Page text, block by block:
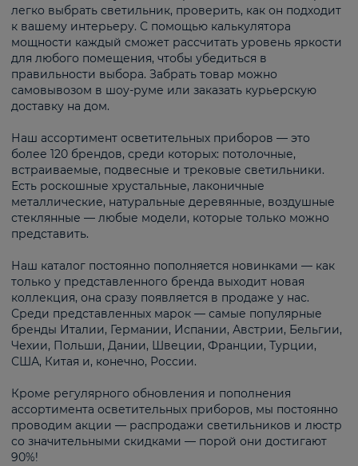
легко выбрать светильник, проверить, как он подходит
к вашему интерьеру. С помощью калькулятора
мощности каждый сможет рассчитать уровень яркости
для любого помещения, чтобы убедиться в
правильности выбора. Забрать товар можно
самовывозом в шоу-руме или заказать курьерскую
доставку на дом.
Наш ассортимент осветительных приборов — это
более 120 брендов, среди которых: потолочные,
встраиваемые, подвесные и трековые светильники.
Есть роскошные хрустальные, лаконичные
металлические, натуральные деревянные, воздушные
стеклянные — любые модели, которые только можно
представить.
Наш каталог постоянно пополняется новинками — как
только у представленного бренда выходит новая
коллекция, она сразу появляется в продаже у нас.
Среди представленных марок — самые популярные
бренды Италии, Германии, Испании, Австрии, Бельгии,
Чехии, Польши, Дании, Швеции, Франции, Турции,
США, Китая и, конечно, России.
Кроме регулярного обновления и пополнения
ассортимента осветительных приборов, мы постоянно
проводим акции — распродажи светильников и люстр
со значительными скидками — порой они достигают
90%!